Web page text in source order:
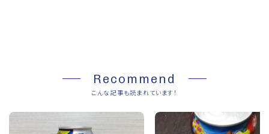
Recommend
こんな記事も読まれています！